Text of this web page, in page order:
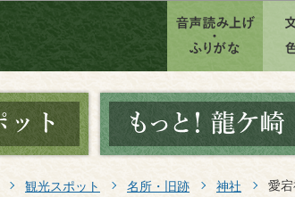
このページの本文へ移動
観光スポット 名所・旧跡 神社 愛